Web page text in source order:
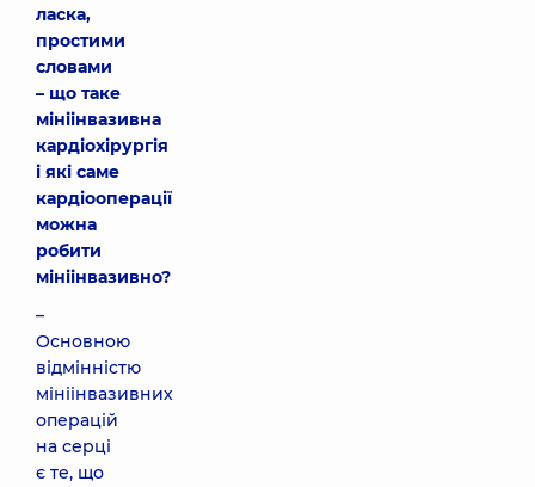
ласка,
простими
словами
– що таке
мініінвазивна
кардіохірургія
і які саме
кардіооперації
можна
робити
мініінвазивно?
–
Основною
відмінністю
мініінвазивних
операцій
на серці
є те, що